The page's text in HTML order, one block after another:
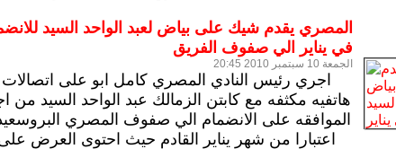
المصري يقدم شيك على بياض لعبد الواحد السيد
في يناير الي صفوف الفريق
الجمعة 10 سبتمبر 2010 20:45
اجري رئيس النادي المصري كامل ابو على اتصالات
هاتفيه مكثفه مع كابتن الزمالك عبد الواحد السيد من
الموافقه على الانضمام الي صفوف المصري
اعتبارا من شهر يناير القادم حيث احتوى العرض